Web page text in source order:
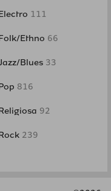
111
Ethno 66
Blues 33
816
92
239